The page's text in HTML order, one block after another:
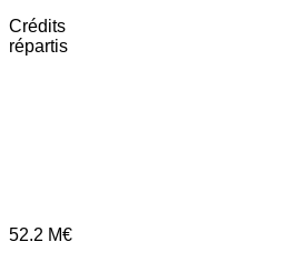
Crédits
répartis
52.2 M€